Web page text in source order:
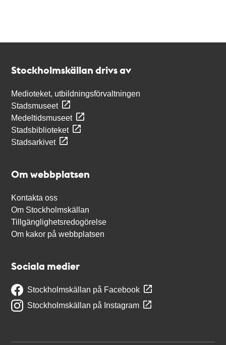
Stockholmskällan drivs av
Medioteket, utbildningsförvaltningen
Stadsmuseet
Medeltidsmuseet
Stadsbiblioteket
Stadsarkivet
Om webbplatsen
Kontakta oss
Om Stockholmskällan
Tillgänglighetsredogörelse
Om kakor på webbplatsen
Sociala medier
Stockholmskällan på Facebook
Stockholmskällan på Instagram